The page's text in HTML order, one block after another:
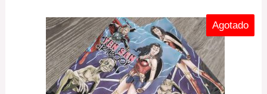
Agotado